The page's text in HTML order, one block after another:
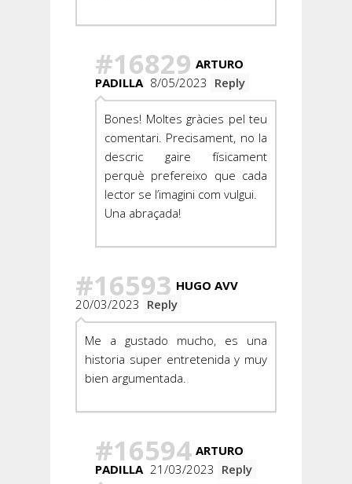
#16829 ARTURO
PADILLA 8/05/2023 Reply
Bones! Moltes gràcies pel teu
comentari. Precisament, no la
descric gaire físicament
perquè prefereixo que cada
lector se l’imagini com vulgui.
Una abraçada!
#16593 HUGO AVV
20/03/2023 Reply
Me a gustado mucho, es una
historia super entretenida y muy
bien argumentada.
#16594 ARTURO
PADILLA 21/03/2023 Reply